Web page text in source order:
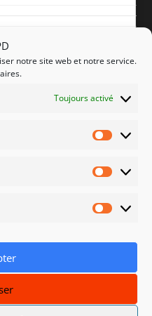
notre site web et notre service.
Toujours activé